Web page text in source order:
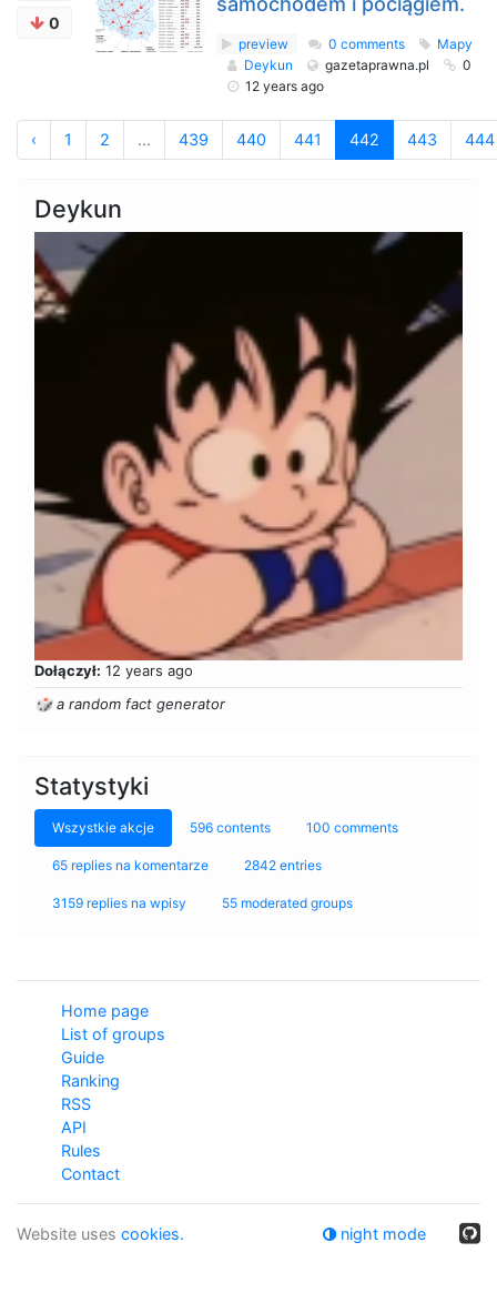
0
preview 0 comments
Mapy
Deykun
gazetaprawna.pl
0
12 years ago
‹ 1 2 ... 439 440 441 442 443 444
Deykun
Dołączył: 12 years ago
🎲 a random fact generator
Statystyki
Wszystkie akcje 596 contents 100 comments
65 replies na komentarze 2842 entries
3159 replies na wpisy 55 moderated groups
Home page
List of groups
Guide
Ranking
RSS
API
Rules
Contact
Website uses cookies. night mode